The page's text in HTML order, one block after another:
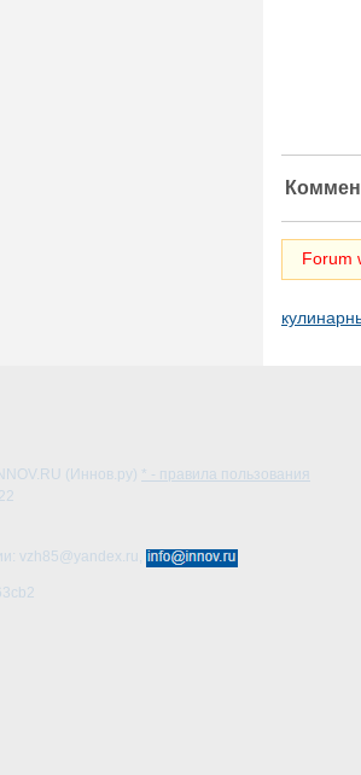
Forum
(Иннов.ру) * - правила пользования
vzh85@yandex.ru,